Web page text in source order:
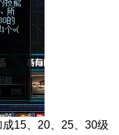
15、20、25、30级